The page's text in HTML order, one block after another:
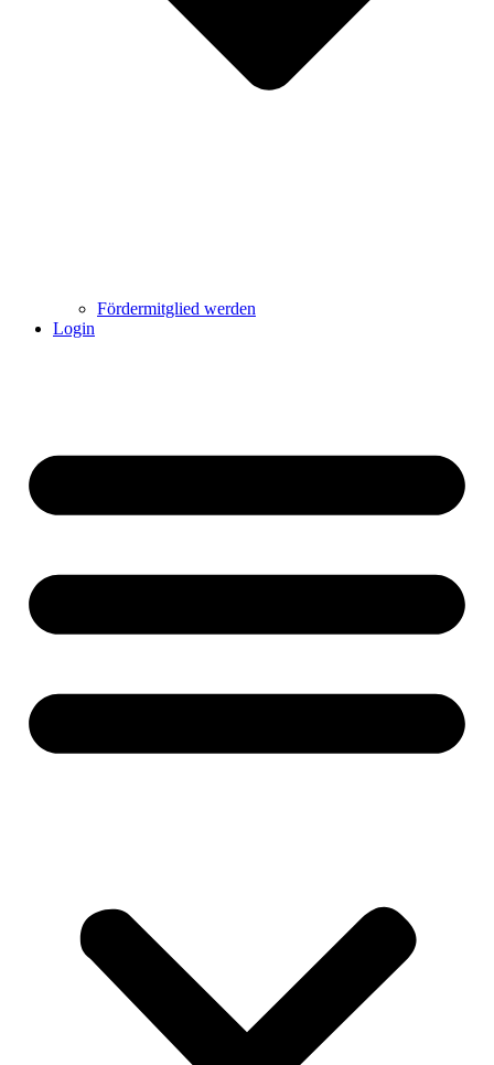
Fördermitglied werden
Login